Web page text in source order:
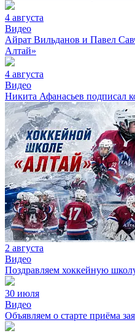
4 августа
Видео
Айрат Вильданов и Павел
Алтай»
4 августа
Видео
Никита Афанасьев подписал
2 августа
Видео
Поздравляем хоккейную
30 июля
Видео
Объявляем о старте приёма